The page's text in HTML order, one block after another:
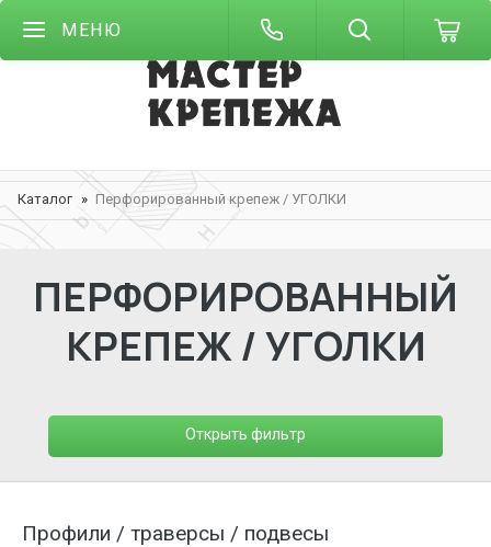
МЕНЮ
Каталог Перфорированный крепеж / УГОЛКИ
ПЕРФОРИРОВАННЫЙ
КРЕПЕЖ / УГОЛКИ
Открыть фильтр
Профили / траверсы / подвесы